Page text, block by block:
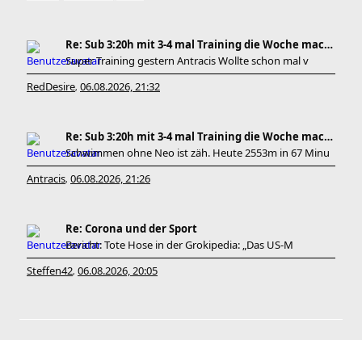
Re: Sub 3:20h mit 3-4 mal Training die Woche machb
Super Training gestern Antracis Wollte schon mal v
RedDesire, 06.08.2026, 21:32
Re: Sub 3:20h mit 3-4 mal Training die Woche machb
Schwimmen ohne Neo ist zäh. Heute 2553m in 67 Minu
Antracis, 06.08.2026, 21:26
Re: Corona und der Sport
Bericht: Tote Hose in der Grokipedia: „Das US-M
Steffen42, 06.08.2026, 20:05